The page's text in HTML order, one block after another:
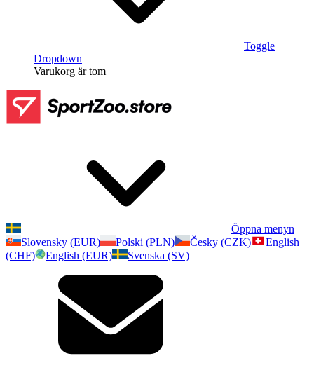
Toggle
Dropdown
Varukorg är tom
Öppna menyn
Slovensky (EUR)
Polski (PLN) Česky (CZK)
English
(CHF)
English (EUR) Svenska (SV)